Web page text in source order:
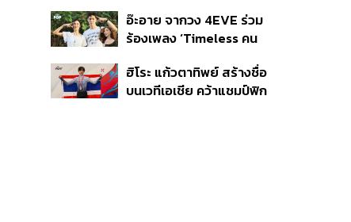
การค้า-การลงทุน
อ๊ะอาย จากวง 4EVE ร่วม
ร้องเพลง ‘Timeless คน
ภาพยนตร์ Her in Frame
ฮิโระ แก้วตาทิพย์ สร้างชื่อ
บนเวทีเอเชีย คว้าแชมป์ฟิก